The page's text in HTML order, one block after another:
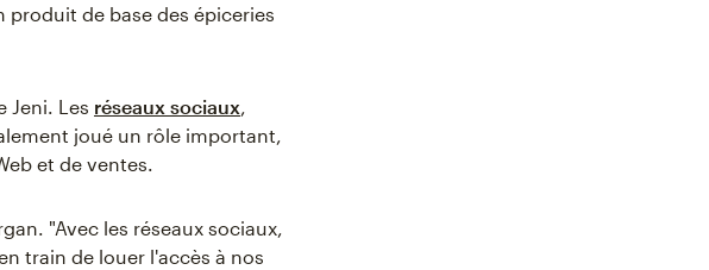
produit de base des épiceries
Jeni. Les réseaux sociaux,
joué un rôle important,
et de ventes.
"Avec les réseaux sociaux,
train de louer l'accès à nos